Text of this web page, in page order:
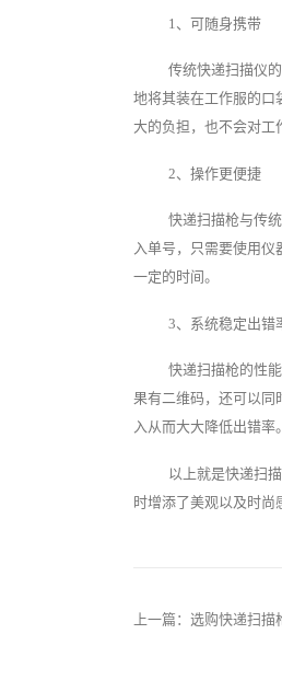
1、可随身携带
传统快递扫描仪
地将其装在工作服的口
大的负担，也不会对工
2、操作更便捷
快递扫描枪与传
入单号，只需要使用
一定的时间。
3、系统稳定出错
快递扫描枪的性
果有二维码，还可以同
入从而大大降低出错率。
以上就是快递扫
时增添了美观以及时尚
上一篇： 选购快递扫描